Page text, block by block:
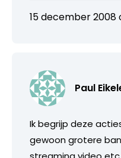
15 december 2008
Paul
Ik begrijp deze
gewoon grotere